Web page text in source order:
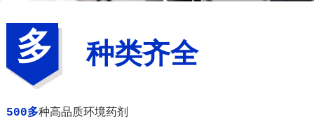
多 种类齐全
500多种高品质环境药剂